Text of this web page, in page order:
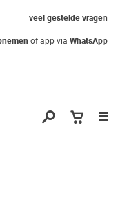
veel gestelde vragen
of app via WhatsApp